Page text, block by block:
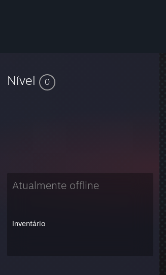
Nível 0
Atualmente offline
Inventário